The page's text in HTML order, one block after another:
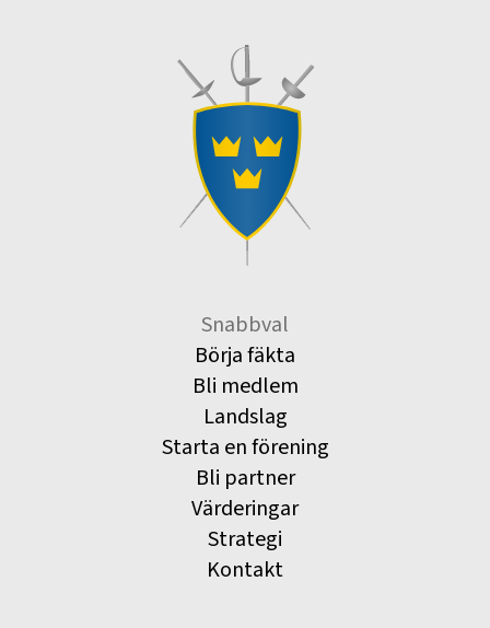
Snabbval
Börja fäkta
Bli medlem
Landslag
Starta en förening
Bli partner
Värderingar
Strategi
Kontakt